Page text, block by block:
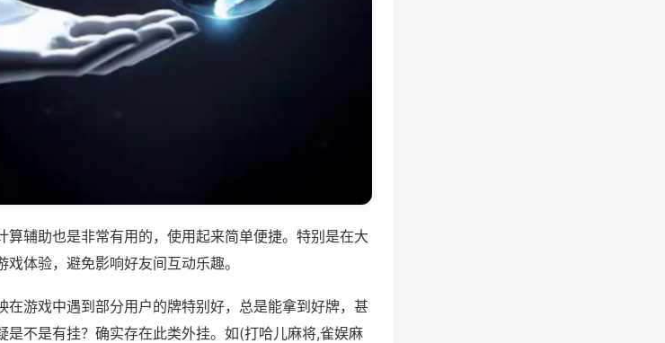
辅助也是非常有用的，使用起来简单便捷。特别是在大
体验，避免影响好友间互动乐趣。
游戏中遇到部分用户的牌特别好，总是能拿到好牌，甚
是不是有挂？确实存在此类外挂。如(打哈儿麻将,雀娱麻